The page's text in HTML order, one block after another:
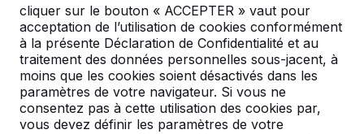
cliquer sur le bouton « ACCEPTER » vaut pour
acceptation de l’utilisation de cookies conformément
à la présente Déclaration de Confidentialité et au
traitement des données personnelles sous-jacent, à
moins que les cookies soient désactivés dans les
paramètres de votre navigateur. Si vous ne
consentez pas à cette utilisation des cookies par,
vous devez définir les paramètres de votre
Referenties in:Optevoz
Geen reviews gevonden voor deze
locatie.